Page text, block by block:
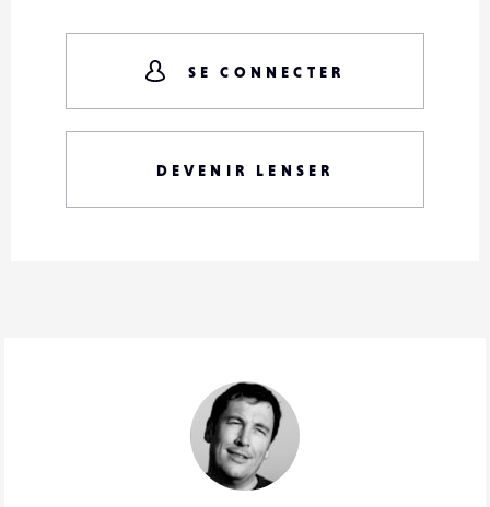
SE CONNECTER
DEVENIR LENSER